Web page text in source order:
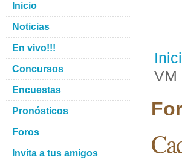
VM
Inicio
Noticias
En vivo!!!
Concursos
Encuestas
Pronósticos
Foros
Invita a tus amigos